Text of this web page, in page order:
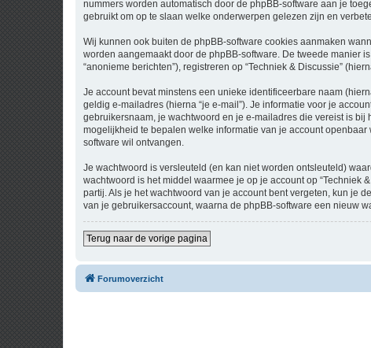
nummers worden automatisch door de phpBB-software aan je
gebruikt om op te slaan welke onderwerpen gelezen zijn en
Wij kunnen ook buiten de phpBB-software cookies aanmaken
worden aangemaakt door de phpBB-software. De tweede manier
“anonieme berichten”), registreren op “Techniek & Discussie”
Je account bevat minstens een unieke identificeerbare naam
geldig e-mailadres (hierna “je e-mail”). Je informatie voor je
gebruikersnaam, je wachtwoord en je e-mailadres die vereist is bij
mogelijkheid te bepalen welke informatie van je account
software wil ontvangen.
Je wachtwoord is versleuteld (en kan niet worden ontsleuteld)
wachtwoord is het middel waarmee je op je account op “Techniek
partij. Als je het wachtwoord van je account bent vergeten, kun je
van je gebruikersaccount, waarna de phpBB-software een nieuw
Terug naar de vorige pagina
Forumoverzicht